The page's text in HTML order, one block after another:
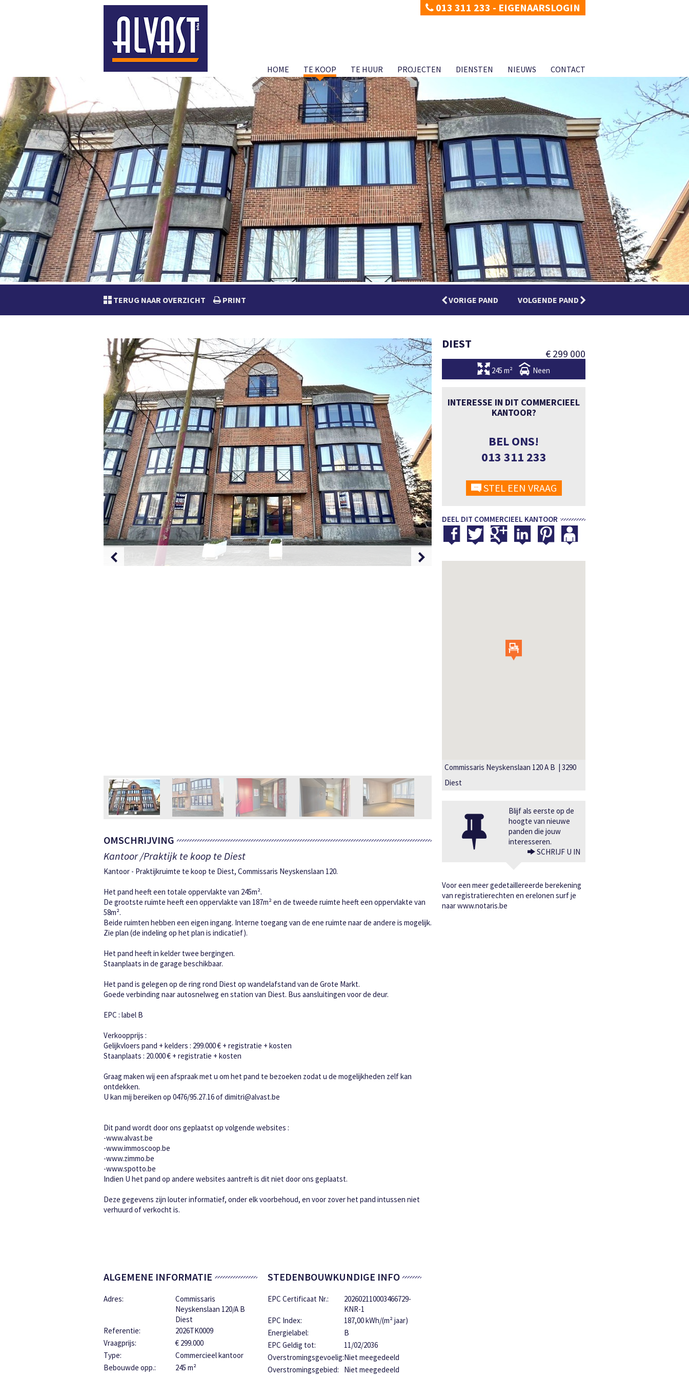
013 311 233 - EIGENAARSLOGIN
HOME TE KOOP TE HUUR PROJECTEN DIENSTEN NIEUWS CONTACT
TERUG NAAR OVERZICHT PRINT VORIGE PAND VOLGENDE PAND
DIEST
€ 299 000
245 m² Neen
Foto 1/27
OMSCHRIJVING
Kantoor /Praktijk te koop te Diest
Kantoor - Praktijkruimte te koop te Diest, Commissaris Neyskenslaan 120.
Het pand heeft een totale oppervlakte van 245m².
De grootste ruimte heeft een oppervlakte van 187m² en de tweede ruimte heeft een oppervlakte van
58m².
Beide ruimten hebben een eigen ingang. Interne toegang van de ene ruimte naar de andere is mogelijk.
Zie plan (de indeling op het plan is indicatief).
Het pand heeft in kelder twee bergingen.
Staanplaats in de garage beschikbaar.
Het pand is gelegen op de ring rond Diest op wandelafstand van de Grote Markt.
Goede verbinding naar autosnelweg en station van Diest. Bus aansluitingen voor de deur.
EPC : label B
Verkoopprijs :
Gelijkvloers pand + kelders : 299.000 € + registratie + kosten
Staanplaats : 20.000 € + registratie + kosten
Graag maken wij een afspraak met u om het pand te bezoeken zodat u de mogelijkheden zelf kan
ontdekken.
U kan mij bereiken op 0476/95.27.16 of dimitri@alvast.be
Dit pand wordt door ons geplaatst op volgende websites :
-www.alvast.be
-www.immoscoop.be
-www.zimmo.be
-www.spotto.be
Indien U het pand op andere websites aantreft is dit niet door ons geplaatst.
Deze gegevens zijn louter informatief, onder elk voorbehoud, en voor zover het pand intussen niet
verhuurd of verkocht is.
ALGEMENE INFORMATIE
Adres:
Commissaris
Neyskenslaan 120/A B
Diest
Referentie:
2026TK0009
Vraagprijs:
€ 299.000
Type:
Commercieel kantoor
Bebouwde opp.:
245 m²
STEDENBOUWKUNDIGE INFO
EPC Certificaat Nr.:
202602110003466729-
KNR-1
EPC Index:
187,00 kWh/(m² jaar)
Energielabel:
B
EPC Geldig tot:
11/02/2036
Overstromingsgevoelig:Niet meegedeeld
Overstromingsgebied:
Niet meegedeeld
INTERESSE IN DIT COMMERCIEEL
KANTOOR?
BEL ONS!
013 311 233
STEL EEN VRAAG
DEEL DIT COMMERCIEEL KANTOOR
Commissaris Neyskenslaan 120 A B | 3290
Diest
Blijf als eerste op de
hoogte van nieuwe
panden die jouw
interesseren.
SCHRIJF U IN
Voor een meer gedetaillereerde berekening
van registratierechten en erelonen surf je
naarwww.notaris.be